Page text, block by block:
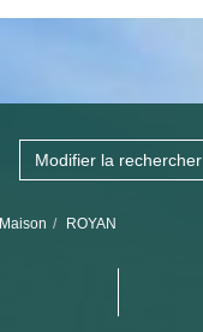
Modifier la rechercher
Maison ROYAN